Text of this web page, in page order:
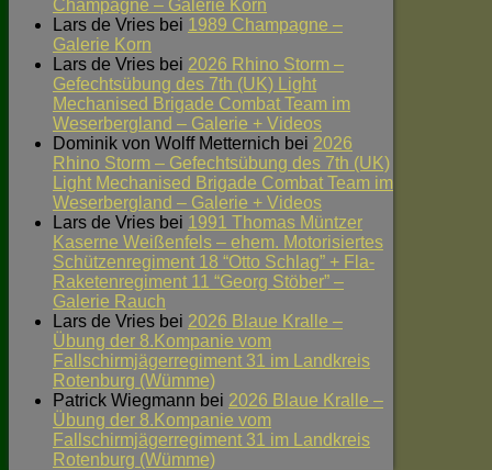
Champagne – Galerie Korn
Lars de Vries bei 1989 Champagne –
Galerie Korn
Lars de Vries bei 2026 Rhino Storm –
Gefechtsübung des 7th (UK) Light
Mechanised Brigade Combat Team im
Weserbergland – Galerie + Videos
Dominik von Wolff Metternich bei 2026
Rhino Storm – Gefechtsübung des 7th (UK)
Light Mechanised Brigade Combat Team im
Weserbergland – Galerie + Videos
Lars de Vries bei 1991 Thomas Müntzer
Kaserne Weißenfels – ehem. Motorisiertes
Schützenregiment 18 “Otto Schlag” + Fla-
Raketenregiment 11 “Georg Stöber” –
Galerie Rauch
Lars de Vries bei 2026 Blaue Kralle –
Übung der 8.Kompanie vom
Fallschirmjägerregiment 31 im Landkreis
Rotenburg (Wümme)
Patrick Wiegmann bei 2026 Blaue Kralle –
Übung der 8.Kompanie vom
Fallschirmjägerregiment 31 im Landkreis
Rotenburg (Wümme)